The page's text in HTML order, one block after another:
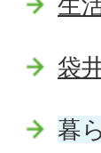
袋
暮